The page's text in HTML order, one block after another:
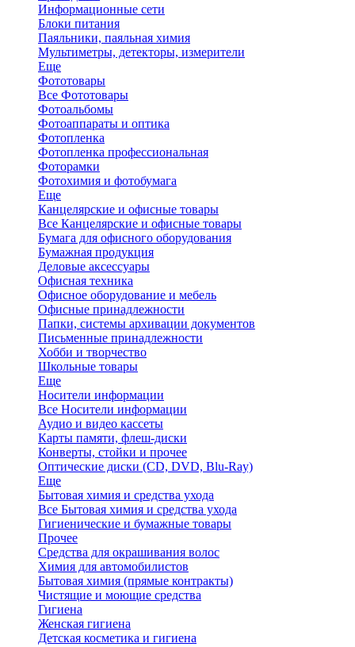
Информационные сети
Блоки питания
Паяльники, паяльная химия
Мультиметры, детекторы, измерители
Еще
Фототовары
Все Фототовары
Фотоальбомы
Фотоаппараты и оптика
Фотопленка
Фотопленка профессиональная
Фоторамки
Фотохимия и фотобумага
Еще
Канцелярские и офисные товары
Все Канцелярские и офисные товары
Бумага для офисного оборудования
Бумажная продукция
Деловые аксессуары
Офисная техника
Офисное оборудование и мебель
Офисные принадлежности
Папки, системы архивации документов
Письменные принадлежности
Хобби и творчество
Школьные товары
Еще
Носители информации
Все Носители информации
Аудио и видео кассеты
Карты памяти, флеш-диски
Конверты, стойки и прочее
Оптические диски (CD, DVD, Blu-Ray)
Еще
Бытовая химия и средства ухода
Все Бытовая химия и средства ухода
Гигиенические и бумажные товары
Прочее
Средства для окрашивания волос
Химия для автомобилистов
Бытовая химия (прямые контракты)
Чистящие и моющие средства
Гигиена
Женская гигиена
Детская косметика и гигиена